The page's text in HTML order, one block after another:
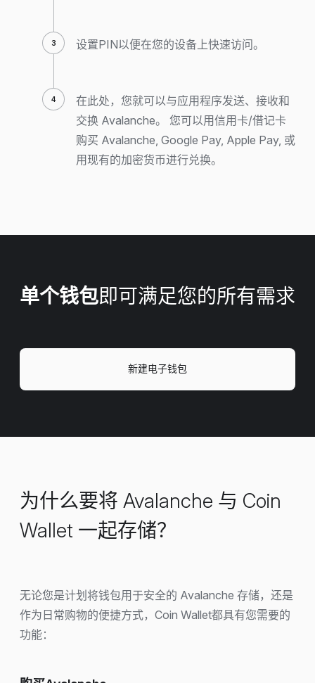
设置PIN以便在您的设备上快速访问。
在此处，您就可以与应用程序发送、接收和
交换 Avalanche。 您可以用信用卡/借记卡
购买 Avalanche, Google Pay, Apple Pay, 或
用现有的加密货币进行兑换。
单个钱包即可满足您的所有需求
新建电子钱包
为什么要将 Avalanche 与 Coin
Wallet 一起存储？
无论您是计划将钱包用于安全的 Avalanche 存储，还是
作为日常购物的便捷方式，Coin Wallet都具有您需要的
功能：